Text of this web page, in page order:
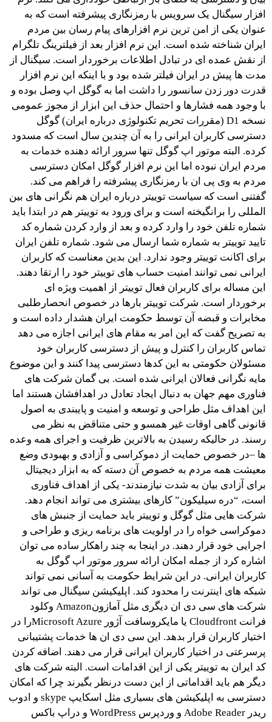
افزار سیگنال یک سرویس با رمزنگاری پیشرفته است که به
عنوان یکی از امن ترین نرم افزارهای پیام رسان بین مردم
ایران شناخته شده است. این نرم افزار بعد از فیلترینگ تلگرام
از نقش عمده ای در تبادل اطلاعات برخوردار است. سیگنال از
مدت ها پیش در ایران فیلتر شده بود و با اینکه این نرم افزار
قدرت دور زدن سانسور را داشت اما به گوگل اپ وصل بوده و
با وجود همه فشارها و احتمال حذف این ابزار از مجوز عمومی
نسخه D1 (مقررات تحریم تکنولوژی درباره ایران) گوگل
دسترسی کاربران ایرانی را به آن چندین سال است که مسدود
کرده. البته موتور اپ گوگل تنها سرور ارائه دهنده خدمات به
مردم ایران نبوده اما این نرم افزار گوگل امکان دسترسی
مردم به وی پی ان با رمزنگاری پیشرفته را فراهم می کند.
گفتنی است که سیاست توییتر درباره ایران هم نگرانی های بین
المللی را برانگیخته است و برای ورود به توییتر هم در ابتدا باید
شماره تلفن خود را وارد کرده و بعد از وارد کردن شماره کد
تایید توییتر به شماره شما ارسال می شود. شماره تلفن ایران
برای اکانت توییتر وجود ندارد. این بدین معناست که کاربران
ایرانی نمی توانند امنیت حساب های توییتر خود را ارتقا دهند.
این مساله برای کاربران فعال توییتر از اهمیت ویژه ای
برخوردار است. شرکت توییتر بارها در خصوص انحصارطلبی
مخابرات و قبضه آن توسط حکومت ایران هشدار داده است و
به تصریح گفت که این امر به مقام های ایرانی اجازه می دهد
تماس کاربران را کنترل و پیش از دسترسی کاربران خود
مسئولان حکومتی به این کدها دسترسی پیدا کنند و این موضوع
مایه نگرانی فعالان ایرانی شده است. بی گمان شرکت های
فناوری مهم جهان به دنبال ایجاد تعادل در اهدافشان هستند اما
این اهداف مثل طراحی و توسعه و امنیت و پایبندی به اصول
قانونی گاهی اوقات غیر همسو و حتی متناقض به نظر می
رسند. در حالیکه رسیدن به بالاترین ظرفیت و اجرای همه وعده
ها –در خصوص حمایت از دموکراسی و آزادی و بهبودی وضع
معیشت همه مردم به خصوص آن دسته که به ابزار دیجیتال
برای آزادی بیان به شدت نیازمندند- یکی از اهداف فناوری
است، “دره سیلیکون” کارهای بیشتری می تواند انجام دهد.
شرکت هایی مثل گوگل و توییتر باید حمایت از جنبش های
دموکراسی خواه را در اولویت های برنامه ریزی و طراحی و
اجرایی خود قرار دهند. در اینجا به چند راهکار ساده می توان
اشاره کرد از جمله امکان ارائه سرور موتور اپ گوگل به
کاربران ایرانی. در این شرایط حکومت به آسانی نمی تواند
شبکه های اینترنت را محدود کند. اپلیکیشن سیگنال می تواند
شرکت های سی دی ان دیگری مثل آمازونAmazon وكلود
فرانت Cloudfront یا مایکروسافت آژور Microsoft Azureرا در
اختیار کاربران قرار بدهد. این سی دی ان ها خدمات پشتیبانی
پرسرعتی در اختیار کاربران ایرانی قرار می دهند. اضافه کردن
کد ایران به توییتر یکی از این اقدامات است. البته شرکت های
دیگر هم باید اقداماتی از این دست درنظر بگیرند چرا که امکان
دسترسی به اپلیکیشن های بسیاری مثل اسکایپ skype و ادوب
ریدر Adobe Reader و وردپرس WordPress و دراپ باکس